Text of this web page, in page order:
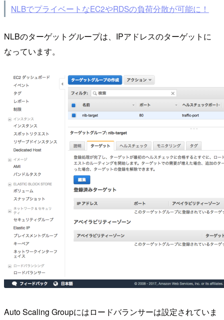
NLBでプライベートなEC2やRDSの負荷分散が可能に！
NLBのターゲットグループは、IPアドレスのターゲットに
なっています。
Auto Scaling Groupにはロードバランサーは設定されていま